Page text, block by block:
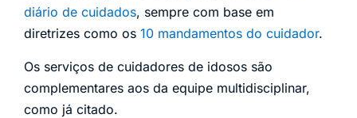
diário de cuidados, sempre com base em
diretrizes como os 10 mandamentos do cuidador.
Os serviços de cuidadores de idosos são
complementares aos da equipe multidisciplinar,
como já citado.